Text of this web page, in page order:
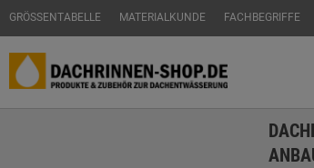
GRÖSSENTABELLE MATERIALKUNDE FACHBEGRIFFE